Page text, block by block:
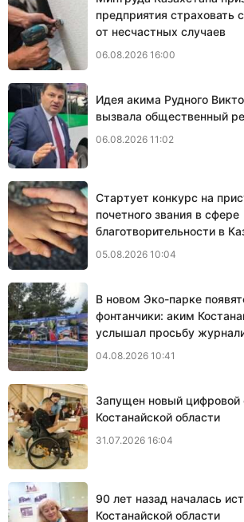
предприятия страховать
от несчастных случаев
06.08.2026 16:00
Идея акима Рудного
вызвала общественный
06.08.2026 11:02
Стартует конкурс на
почетного звания в сфере
благотворительности в
05.08.2026 10:04
В новом Эко-парке
фонтанчики: аким
услышал просьбу
04.08.2026 10:41
Запущен новый цифровой
Костанайской области
31.07.2026 16:04
90 лет назад началась
Костанайской области